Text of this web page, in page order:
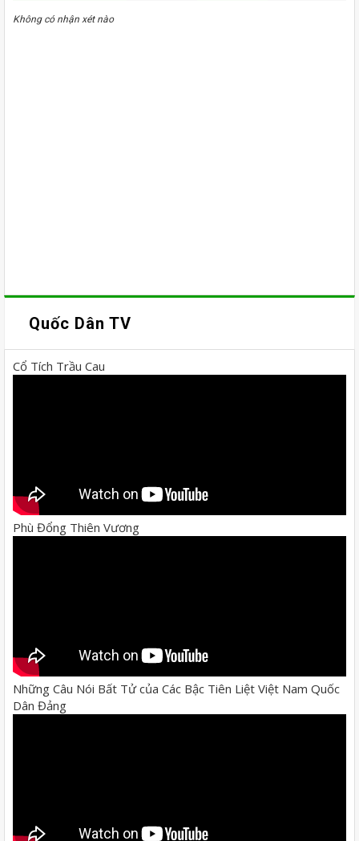
Không có nhận xét nào
Quốc Dân TV
Cổ Tích Trầu Cau
Phù Đổng Thiên Vương
Những Câu Nói Bất Tử của Các Bậc Tiên Liệt Việt Nam Quốc
Dân Đảng